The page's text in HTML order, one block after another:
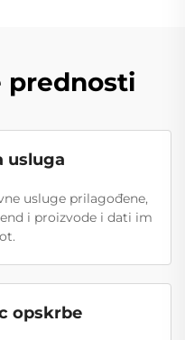
prednosti
usluga
usluge prilagođene,
i proizvode i dati im
opskrbe